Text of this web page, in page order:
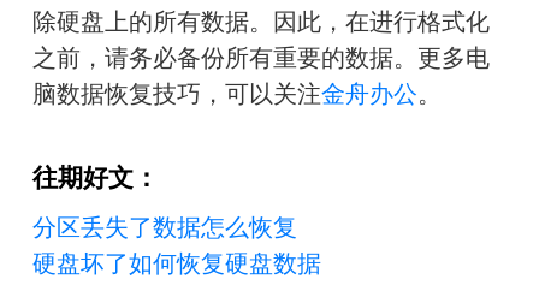
除硬盘上的所有数据。因此，在进行格式化
之前，请务必备份所有重要的数据。更多电
脑数据恢复技巧，可以关注金舟办公。
往期好文：
分区丢失了数据怎么恢复
硬盘坏了如何恢复硬盘数据